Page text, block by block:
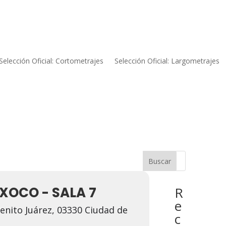
Selección Oficial: Cortometrajes Selección Oficial: Largometrajes
- SALA 7
Juárez, 03330 Ciudad de
Buscar
R
e
c